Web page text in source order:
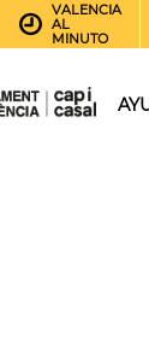
VALENCIA
AL
MINUTO